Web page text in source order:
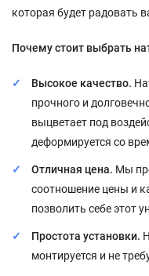
которая будет радовать
Почему стоит выбрать
Высокое качество.
прочного и
выцветает под
деформируется со
Отличная цена. Мы
соотношение цены и
позволить себе этот
Простота установки.
монтируется и не